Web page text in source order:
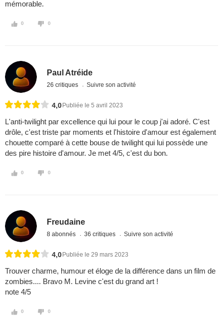
mémorable.
0 0
Paul Atréide
26 critiques Suivre son activité
4,0 Publiée le 5 avril 2023
L'anti-twilight par excellence qui lui pour le coup j'ai adoré. C'est
drôle, c'est triste par moments et l'histoire d'amour est également
chouette comparé à cette bouse de twilight qui lui possède une
des pire histoire d'amour. Je met 4/5, c'est du bon.
0 0
Freudaine
8 abonnés 36 critiques Suivre son activité
4,0 Publiée le 29 mars 2023
Trouver charme, humour et éloge de la différence dans un film de
zombies.... Bravo M. Levine c'est du grand art !
note 4/5
0 0